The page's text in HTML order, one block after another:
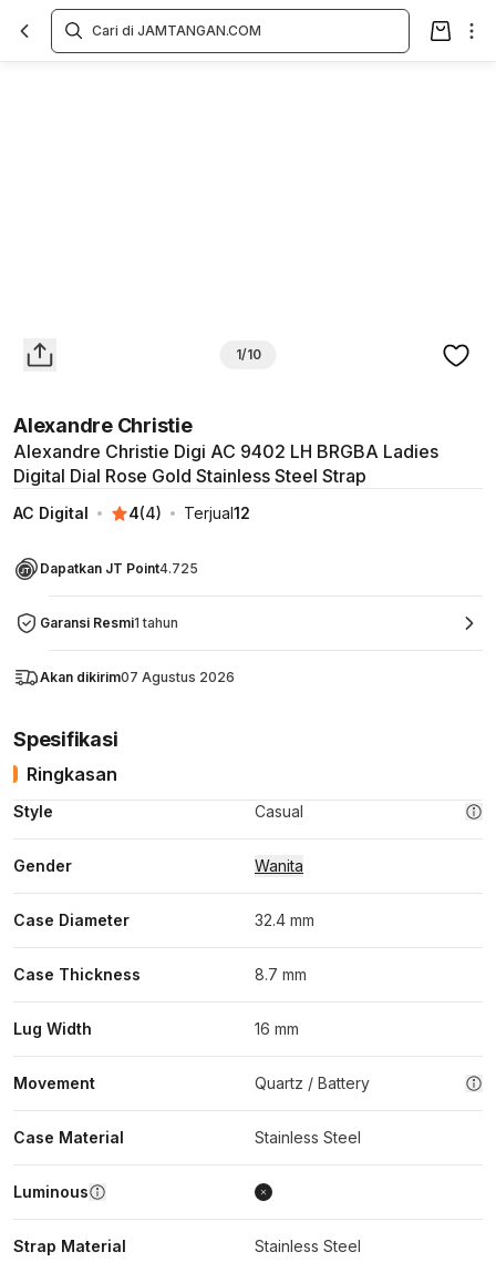
1/10
Alexandre Christie
Alexandre Christie Digi AC 9402 LH BRGBA Ladies
Digital Dial Rose Gold Stainless Steel Strap
AC Digital 4(4) Terjual12
Dapatkan JT Point4.725
Garansi Resmi1 tahun
Akan dikirim07 Agustus 2026
Spesifikasi
Ringkasan
Style Casual
Gender Wanita
Case Diameter 32.4 mm
Case Thickness 8.7 mm
Lug Width 16 mm
Movement Quartz / Battery
Case Material Stainless Steel
Luminous
Strap Material Stainless Steel